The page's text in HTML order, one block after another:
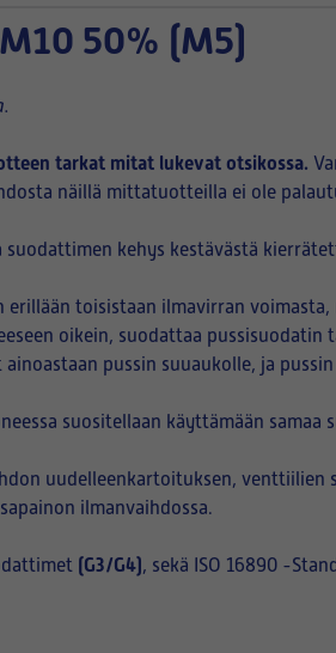
50% (M5)
tarkat mitat lukevat otsikossa.
näillä mittatuotteilla ei ole
kehys kestävästä
toisistaan ilmavirran
oikein, suodattaa pussisuodatin
pussin suuaukolle, ja
suositellaan käyttämään
uudelleenkartoituksen, venttiilien
ilmanvaihdossa.
(G3/G4), sekä ISO 16890 -